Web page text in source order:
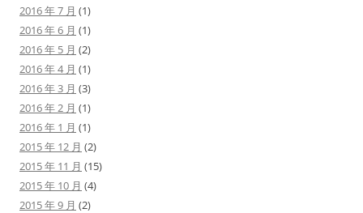
2016 年 7 月 (1)
2016 年 6 月 (1)
2016 年 5 月 (2)
2016 年 4 月 (1)
2016 年 3 月 (3)
2016 年 2 月 (1)
2016 年 1 月 (1)
2015 年 12 月 (2)
2015 年 11 月 (15)
2015 年 10 月 (4)
2015 年 9 月 (2)